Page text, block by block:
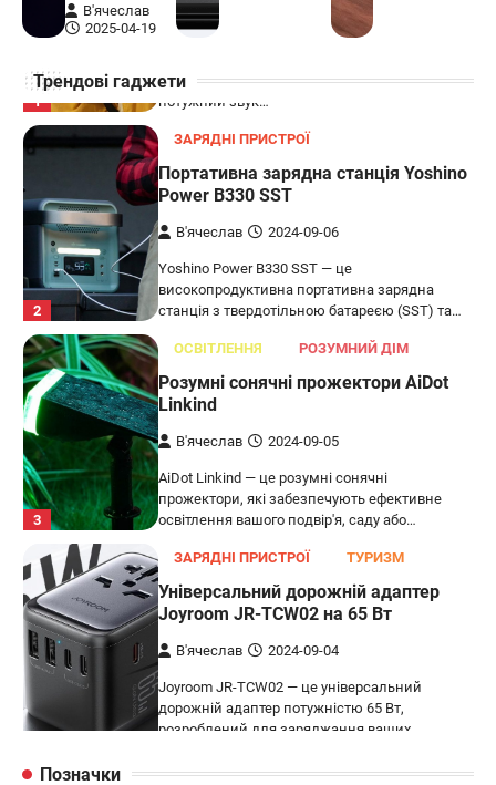
В'ячеслав
2025-04-19
Трендові гаджети
1
В'ячеслав 2024-09-07
бездротова колонка, яка поєднує в собі
потужний звук…
2
ЗАРЯДНІ ПРИСТРОЇ
Портативна зарядна станція Yoshino
Power B330 SST
В'ячеслав 2024-09-06
Yoshino Power B330 SST — це
високопродуктивна портативна зарядна
станція з твердотільною батареєю (SST) та…
3
ОСВІТЛЕННЯ РОЗУМНИЙ ДІМ
Розумні сонячні прожектори AiDot
Linkind
В'ячеслав 2024-09-05
AiDot Linkind — це розумні сонячні
прожектори, які забезпечують ефективне
освітлення вашого подвір'я, саду або…
ЗАРЯДНІ ПРИСТРОЇ ТУРИЗМ
Універсальний дорожній адаптер
Joyroom JR-TCW02 на 65 Вт
В'ячеслав 2024-09-04
Joyroom JR-TCW02 — це універсальний
дорожній адаптер потужністю 65 Вт,
розроблений для заряджання ваших
Позначки